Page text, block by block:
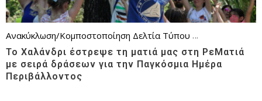
Ανακύκλωση/Κομποστοποίηση Δελτία Τύπου Επικαιρότητα
Το Χαλάνδρι έστρεψε τη ματιά μας στη ΡεΜατιά
με σειρά δράσεων για την Παγκόσμια Ημέρα
Περιβάλλοντος